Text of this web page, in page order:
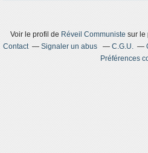
Voir le profil de Réveil Communiste sur le
Contact
Signaler un abus C.G.U.
Préférences